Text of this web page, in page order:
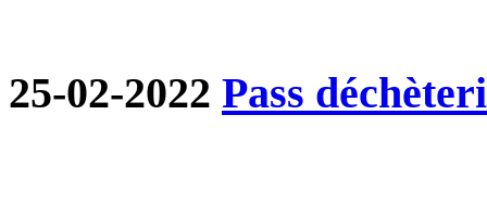
25-02-2022 Pass